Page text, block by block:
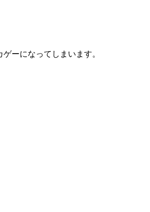
ーになってしまいます。